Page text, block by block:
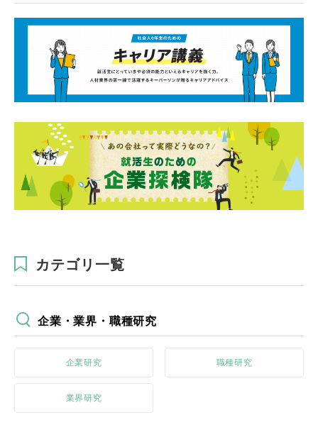
カテゴリ一覧
企業・業界・職種研究
企業研究 職種研究
業界研究